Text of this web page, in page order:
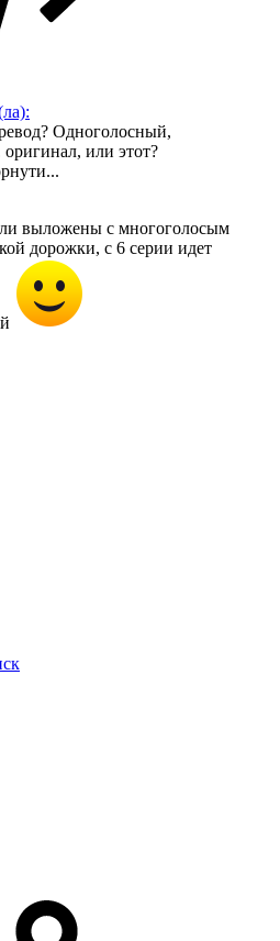
Одноголосный,
или этот?
выложены с многоголосым
дорожки, с 6 серии идет